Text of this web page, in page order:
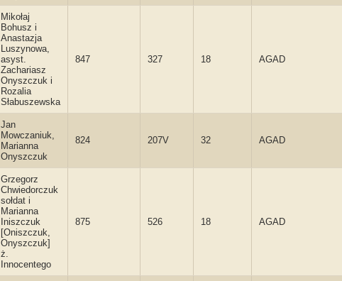
Mikołaj
Bohusz i
Anastazja
Luszynowa,
asyst.
Zachariasz
Onyszczuk i
Rozalia
Słabuszewska
847 327 18 AGAD
Jan
Mowczaniuk,
Marianna
Onyszczuk
824 207V 32 AGAD
Grzegorz
Chwiedorczuk
sołdat i
Marianna
Iniszczuk
[Oniszczuk,
Onyszczuk]
ż.
Innocentego
875 526 18 AGAD